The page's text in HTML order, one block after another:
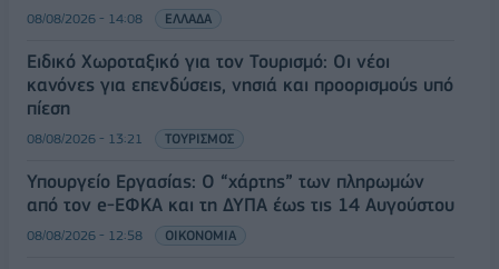
08/08/2026 - 14:08 ΕΛΛΑΔΑ
Ειδικό Χωροταξικό για τον Τουρισμό: Οι νέοι
κανόνες για επενδύσεις, νησιά και προορισμούς υπό
πίεση
08/08/2026 - 13:21 ΤΟΥΡΙΣΜΟΣ
Υπουργείο Εργασίας: Ο “χάρτης” των πληρωμών
από τον e-ΕΦΚΑ και τη ΔΥΠΑ έως τις 14 Αυγούστου
08/08/2026 - 12:58 ΟΙΚΟΝΟΜΙΑ